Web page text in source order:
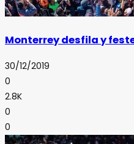
Monterrey desfila y
30/12/2019
0
2.8K
0
0